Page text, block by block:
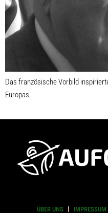
Das französische Vorbild
Europas.
ÜBER UNS IMPRESSUM